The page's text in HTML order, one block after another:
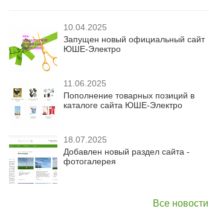
10.04.2025
Запущен новый официальный сайт
ЮШЕ-Электро
11.06.2025
Пополнение товарных позиций в
каталоге сайта ЮШЕ-Электро
18.07.2025
Добавлен новый раздел сайта -
фотогалерея
Все новости